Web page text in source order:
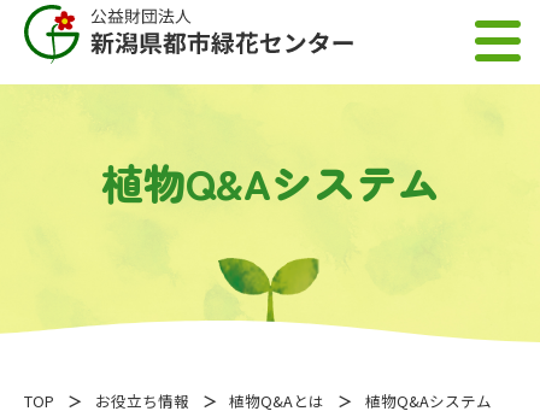
植物Q&Aシステム
TOP お役立ち情報 植物Q&Aとは
植物Q&Aシステム